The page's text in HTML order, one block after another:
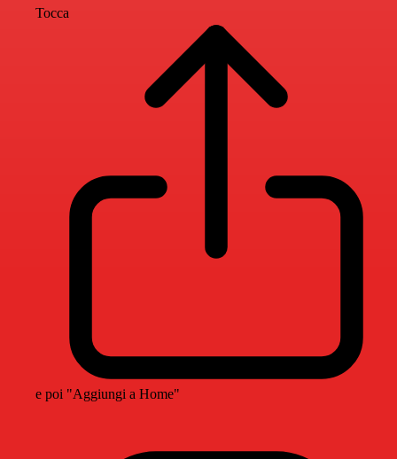
Tocca
e poi "Aggiungi a Home"